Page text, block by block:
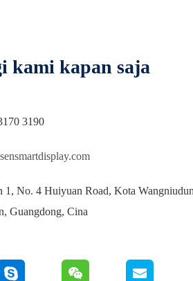
kami kapan saja
3190
1, No. 4 Huiyuan Road, Kota
Guangdong, Cina